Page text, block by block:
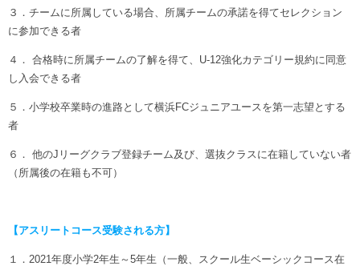
３．チームに所属している場合、所属チームの承諾を得てセレクション
に参加できる者
４． 合格時に所属チームの了解を得て、U-12強化カテゴリー規約に同意
し入会できる者
５．小学校卒業時の進路として横浜FCジュニアユースを第一志望とする
者
６． 他のJリーグクラブ登録チーム及び、選抜クラスに在籍していない者
（所属後の在籍も不可）
【アスリートコース受験される方】
１．2021年度小学2年生～5年生（一般、スクール生ベーシックコース在